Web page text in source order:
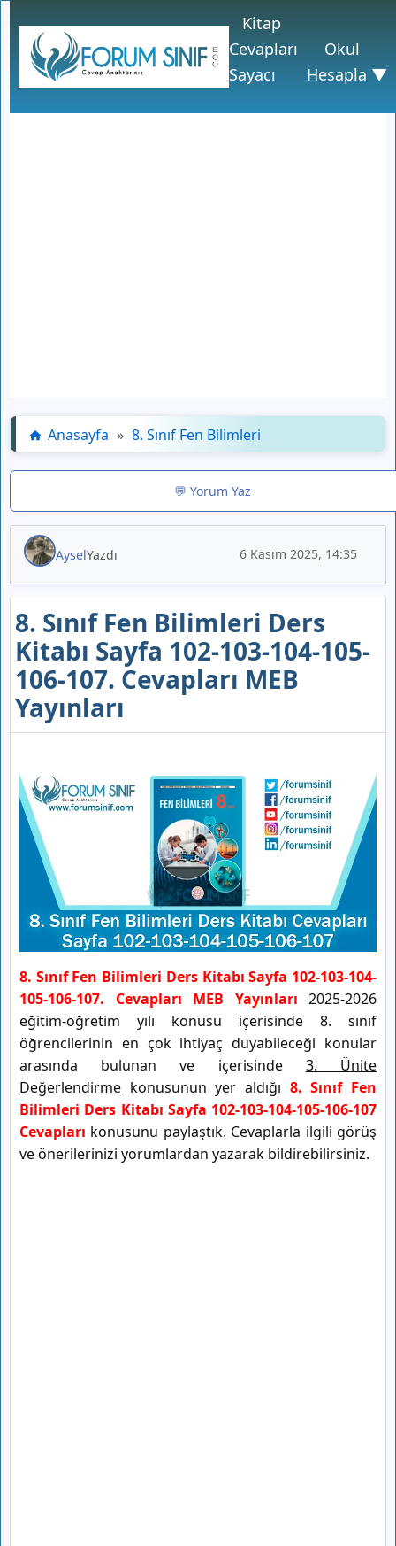
Kitap
Cevapları
Okul
Sayacı
Hesapla ▼
Anasayfa » 8. Sınıf Fen Bilimleri
💬 Yorum Yaz
AyselYazdı 6 Kasım 2025, 14:35
8. Sınıf Fen Bilimleri Ders
Kitabı Sayfa 102-103-104-105-
106-107. Cevapları MEB
Yayınları
8. Sınıf Fen Bilimleri Ders Kitabı Sayfa 102-103-104-
105-106-107. Cevapları MEB Yayınları 2025-2026
eğitim-öğretim yılı konusu içerisinde 8. sınıf
öğrencilerinin en çok ihtiyaç duyabileceği konular
arasında bulunan ve içerisinde 3. Ünite
Değerlendirme konusunun yer aldığı 8. Sınıf Fen
Bilimleri Ders Kitabı Sayfa 102-103-104-105-106-107
Cevapları konusunu paylaştık. Cevaplarla ilgili görüş
ve önerilerinizi yorumlardan yazarak bildirebilirsiniz.